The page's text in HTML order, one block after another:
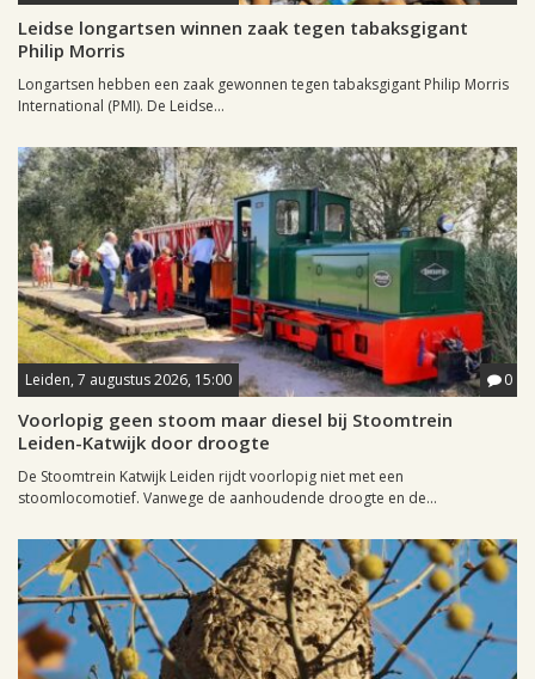
Leidse longartsen winnen zaak tegen tabaksgigant
Philip Morris
Longartsen hebben een zaak gewonnen tegen tabaksgigant Philip Morris
International (PMI). De Leidse...
Leiden, 7 augustus 2026, 15:00 0
Voorlopig geen stoom maar diesel bij Stoomtrein
Leiden-Katwijk door droogte
De Stoomtrein Katwijk Leiden rijdt voorlopig niet met een
stoomlocomotief. Vanwege de aanhoudende droogte en de...